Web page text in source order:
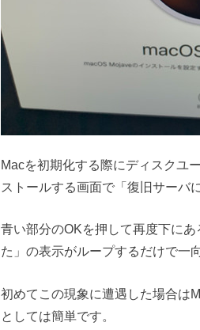
Macを初期化する際にディスクユ
ストールする画面で「復旧サーバ
青い部分のOKを押して再度下に
た」の表示がループするだけで一
初めてこの現象に遭遇した場合は
としては簡単です。